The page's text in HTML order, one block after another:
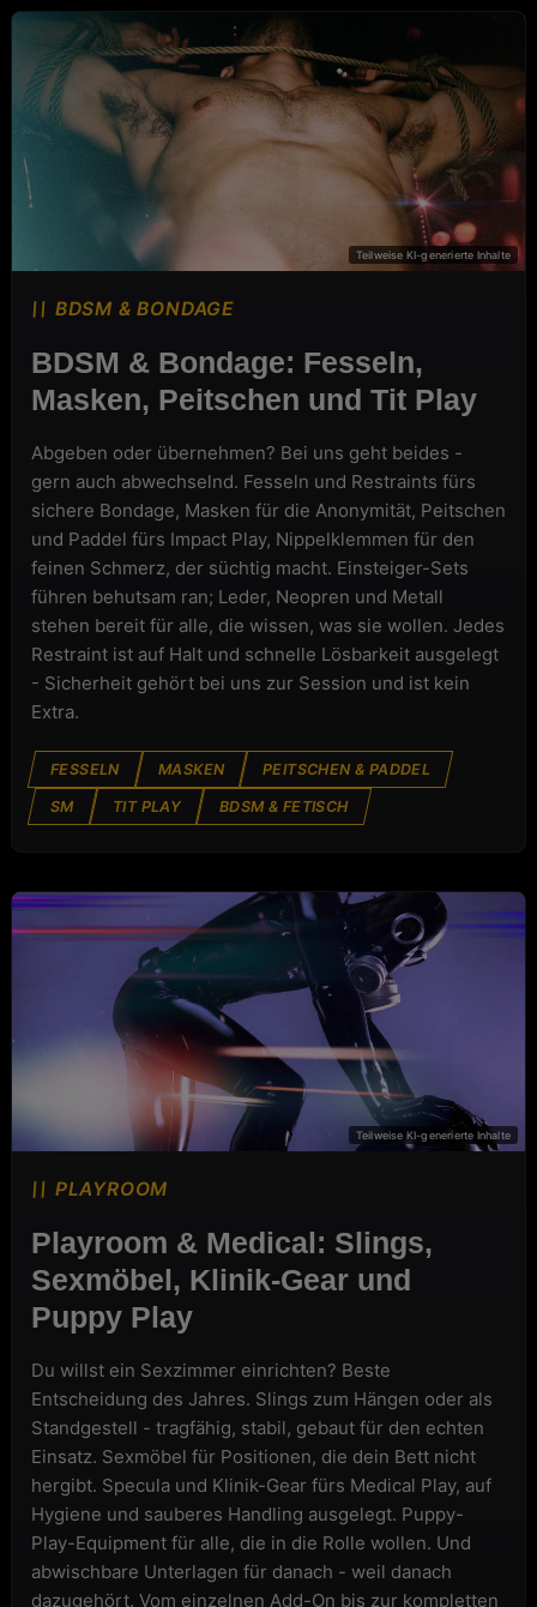
BDSM & BONDAGE
BDSM & BONDAGE
BDSM & Bondage: Fesseln,
Masken, Peitschen und Tit Play
Abgeben oder übernehmen? Bei uns geht beides -
gern auch abwechselnd. Fesseln und Restraints fürs
sichere Bondage, Masken für die Anonymität, Peitschen
und Paddel fürs Impact Play, Nippelklemmen für den
feinen Schmerz, der süchtig macht. Einsteiger-Sets
führen behutsam ran; Leder, Neopren und Metall
stehen bereit für alle, die wissen, was sie wollen. Jedes
Restraint ist auf Halt und schnelle Lösbarkeit ausgelegt
- Sicherheit gehört bei uns zur Session und ist kein
Extra.
FESSELN MASKEN PEITSCHEN & PADDEL
SM TIT PLAY BDSM & FETISCH
PLAYROOM
PLAYROOM
Playroom & Medical: Slings,
Sexmöbel, Klinik-Gear und
Puppy Play
Du willst ein Sexzimmer einrichten? Beste
Entscheidung des Jahres. Slings zum Hängen oder als
Standgestell - tragfähig, stabil, gebaut für den echten
Einsatz. Sexmöbel für Positionen, die dein Bett nicht
hergibt. Specula und Klinik-Gear fürs Medical Play, auf
Hygiene und sauberes Handling ausgelegt. Puppy-
Play-Equipment für alle, die in die Rolle wollen. Und
abwischbare Unterlagen für danach - weil danach
dazugehört. Vom einzelnen Add-On bis zur kompletten